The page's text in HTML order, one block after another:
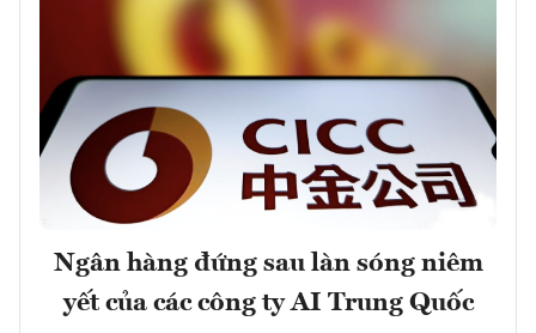
Ngân hàng đứng sau làn sóng niêm
yết của các công ty AI Trung Quốc